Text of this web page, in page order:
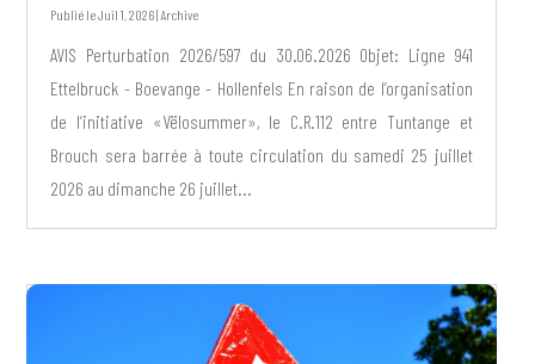
Juil 1, 2026| Archive
AVIS Perturbation 2026/597 du 30.06.2026 Objet: Ligne 941
Ettelbruck - Boevange - Hollenfels En raison de l’organisation
de l’initiative «Vëlosummer», le C.R.112 entre Tuntange et
Brouch sera barrée à toute circulation du samedi 25 juillet
2026 au dimanche 26 juillet...